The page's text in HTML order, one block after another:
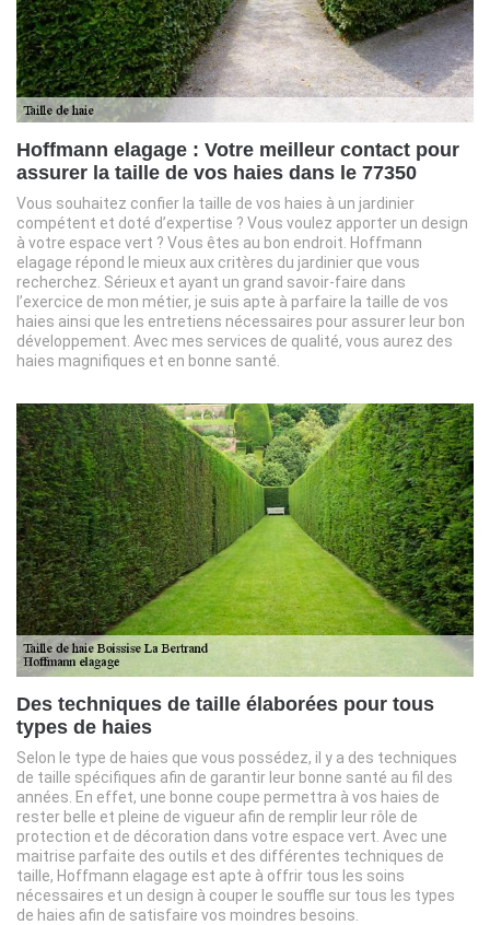
Hoffmann elagage : Votre meilleur contact pour
assurer la taille de vos haies dans le 77350
Vous souhaitez confier la taille de vos haies à un jardinier
compétent et doté d’expertise ? Vous voulez apporter un design
à votre espace vert ? Vous êtes au bon endroit. Hoffmann
elagage répond le mieux aux critères du jardinier que vous
recherchez. Sérieux et ayant un grand savoir-faire dans
l’exercice de mon métier, je suis apte à parfaire la taille de vos
haies ainsi que les entretiens nécessaires pour assurer leur bon
développement. Avec mes services de qualité, vous aurez des
haies magnifiques et en bonne santé.
Des techniques de taille élaborées pour tous
types de haies
Selon le type de haies que vous possédez, il y a des techniques
de taille spécifiques afin de garantir leur bonne santé au fil des
années. En effet, une bonne coupe permettra à vos haies de
rester belle et pleine de vigueur afin de remplir leur rôle de
protection et de décoration dans votre espace vert. Avec une
maitrise parfaite des outils et des différentes techniques de
taille, Hoffmann elagage est apte à offrir tous les soins
nécessaires et un design à couper le souffle sur tous les types
de haies afin de satisfaire vos moindres besoins.